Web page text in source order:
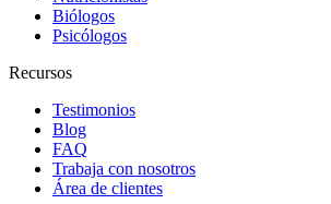
Biólogos
Psicólogos
Recursos
Testimonios
Blog
FAQ
Trabaja con nosotros
Área de clientes